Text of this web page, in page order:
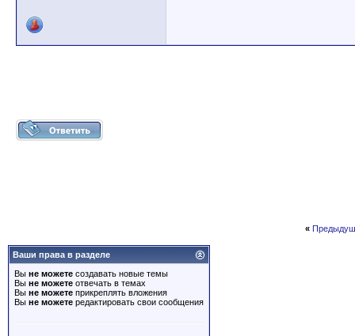
«
Ваши права в разделе
Вы не можете создавать новые темы
Вы не можете отвечать в темах
Вы не можете прикреплять вложения
Вы не можете редактировать свои сообщения